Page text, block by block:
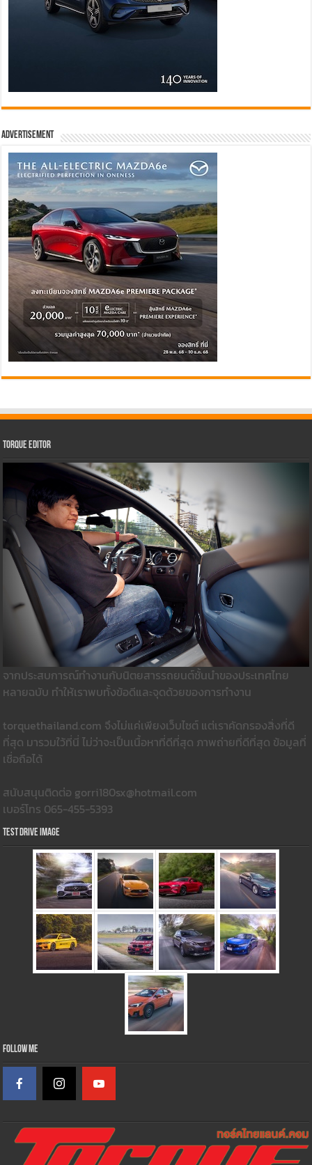
Advertisement
Torque Editor
จากประสบการณ์ทำงานกับนิตยสารรถยนต์ชั้นนำของประเทศไทย
หลายฉบับ ทำให้เราพบทั้งข้อดีและจุดด้วยของการทำงาน
torquethailand.com จึงไม่แค่เพียงเว็บไซต์ แต่เราคัดกรองสิ่งที่ดี
ที่สุด มารวมใว้ที่นี่ ไม่ว่าจะเป็นเนื้อหาที่ดีที่สุด ภาพถ่ายที่ดีที่สุด ข้อมูลที่
เชื่อถือได้
สนับสนุนติดต่อ gorri180sx@hotmail.com
เบอร์โทร 065-455-5393
Test Drive Image
Follow Me